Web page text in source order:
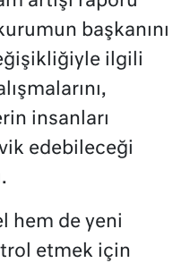
başkanını
ilgili
insanları
edebileceği
hem de yeni
etmek için